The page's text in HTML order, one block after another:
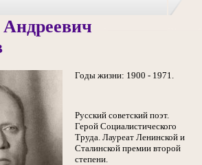
Годы жизни: 1900 - 1971.
Русский советский поэт.
Герой Социалистического
Труда. Лауреат Ленинской и
Сталинской премии второй
степени.